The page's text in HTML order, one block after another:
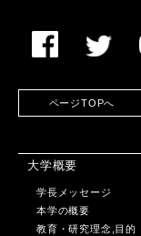
ページTOPへ
大学概要
学長メッセージ
本学の概要
教育・研究理念,目的